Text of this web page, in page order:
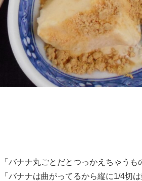
「バナナ丸ごとだとつっかえちゃうも
「バナナは曲がってるから縦に1/4切